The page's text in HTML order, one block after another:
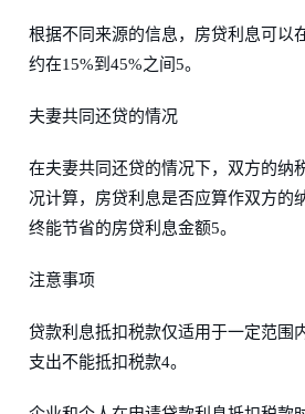
根据不同来源的信息，房贷利息可以
约在15%到45%之间5。
夫妻共同还贷的情况
在夫妻共同还贷的情况下，双方的纳
况计算，房贷利息是否应算作双方的
终能节省的房贷利息金额5。
注意事项
贷款利息抵扣税款仅适用于一定范围
支出不能抵扣税款4。